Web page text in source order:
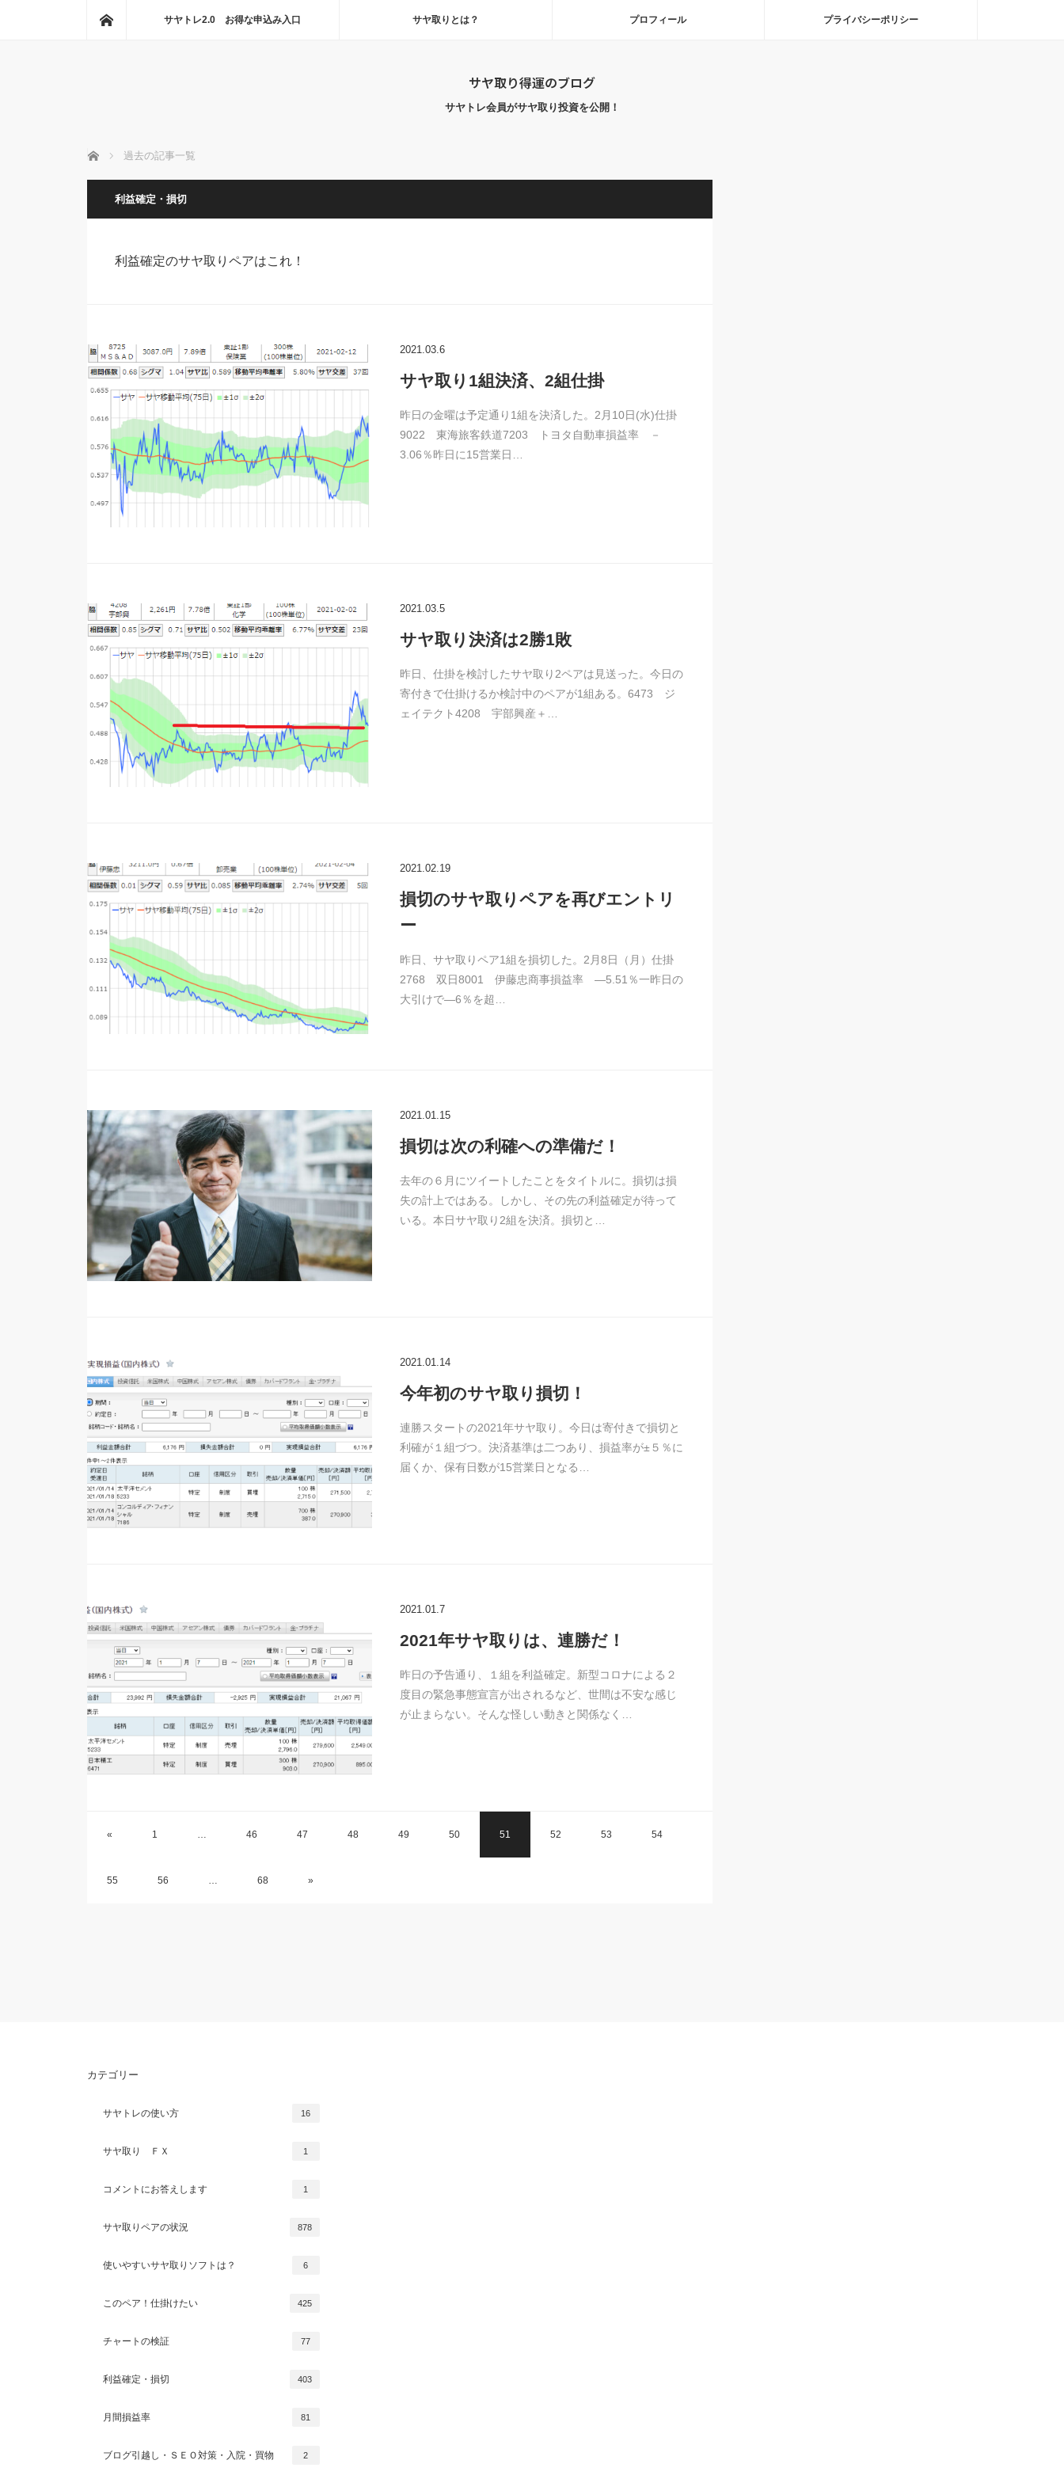
サヤトレ2.0 お得な申込み入口 サヤ取りとは？ プロフィール プライバシーポリシー
サヤ取り得運のブログ
サヤトレ会員がサヤ取り投資を公開！
ホーム 過去の記事一覧
利益確定・損切
利益確定のサヤ取りペアはこれ！
2021.03.6
サヤ取り1組決済、2組仕掛
昨日の金曜は予定通り1組を決済した。2月10日(水)仕掛
9022 東海旅客鉄道7203 トヨタ自動車損益率 －
3.06％昨日に15営業日…
2021.03.5
サヤ取り決済は2勝1敗
昨日、仕掛を検討したサヤ取り2ペアは見送った。今日の
寄付きで仕掛けるか検討中のペアが1組ある。6473 ジ
ェイテクト4208 宇部興産＋…
2021.02.19
損切のサヤ取りペアを再びエントリ
ー
昨日、サヤ取りペア1組を損切した。2月8日（月）仕掛
2768 双日8001 伊藤忠商事損益率 ―5.51％一昨日の
大引けで―6％を超…
2021.01.15
損切は次の利確への準備だ！
去年の６月にツイートしたことをタイトルに。損切は損
失の計上ではある。しかし、その先の利益確定が待って
いる。本日サヤ取り2組を決済。損切と…
2021.01.14
今年初のサヤ取り損切！
連勝スタートの2021年サヤ取り。今日は寄付きで損切と
利確が１組づつ。決済基準は二つあり、損益率が±５％に
届くか、保有日数が15営業日となる…
2021.01.7
2021年サヤ取りは、連勝だ！
昨日の予告通り、１組を利益確定。新型コロナによる２
度目の緊急事態宣言が出されるなど、世間は不安な感じ
が止まらない。そんな怪しい動きと関係なく…
« 1 46 47 48 49 50 51 52 53 54
55 56 68 »
カテゴリー
サヤトレの使い方 16
サヤ取り ＦＸ 1
コメントにお答えします 1
サヤ取りペアの状況 878
使いやすいサヤ取りソフトは？ 6
このペア！仕掛けたい 425
チャートの検証 77
利益確定・損切 403
月間損益率 81
ブログ引越し・ＳＥＯ対策・入院・買物 2